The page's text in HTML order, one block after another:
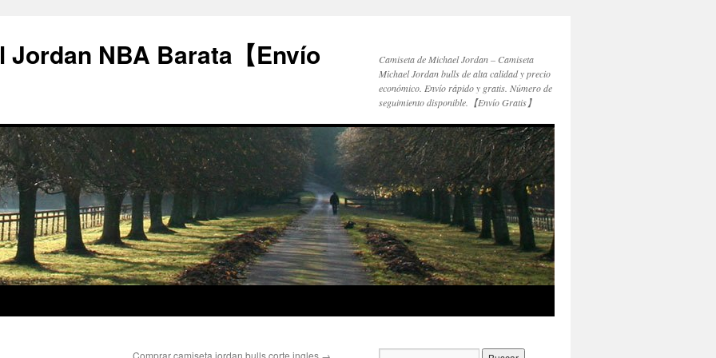
Jordan NBA Barata【Envío
Camiseta de Michael Jordan – Camiseta
Michael Jordan bulls de alta calidad y precio
económico. Envío rápido y gratis. Número de
seguimiento disponible.【Envío Gratis】
Comprar camiseta jordan bulls corte ingles →